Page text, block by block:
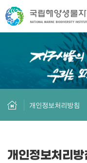
개인정보처리방
개인정보처리방침